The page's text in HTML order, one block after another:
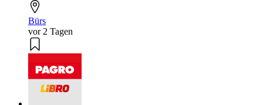
Bürs
vor 2 Tagen